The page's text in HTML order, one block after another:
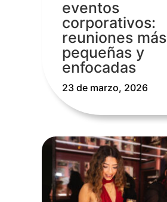
eventos
corporativos:
reuniones más
pequeñas y
enfocadas
23 de marzo, 2026